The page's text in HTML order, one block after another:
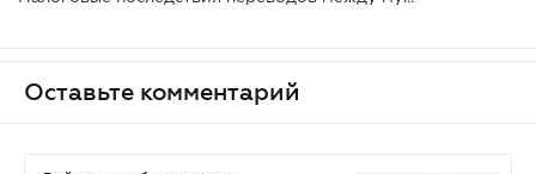
Оставьте комментарий